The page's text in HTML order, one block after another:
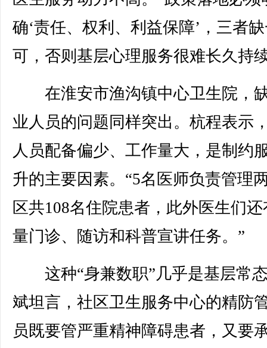
确‘责任、权利、利益保障’，三者
可，否则基层心理服务很难长久持
在淮安市渔沟镇中心卫生院，
业人员的问题同样突出。杭程表示
人员配备偏少、工作量大，是制约
升的主要因素。“5名医师负责管理
区共108名住院患者，此外医生们
量门诊、随访和科普宣讲任务。”
这种“身兼数职”几乎是基层常
斌坦言，社区卫生服务中心的精防
员既要管严重精神障碍患者，又要